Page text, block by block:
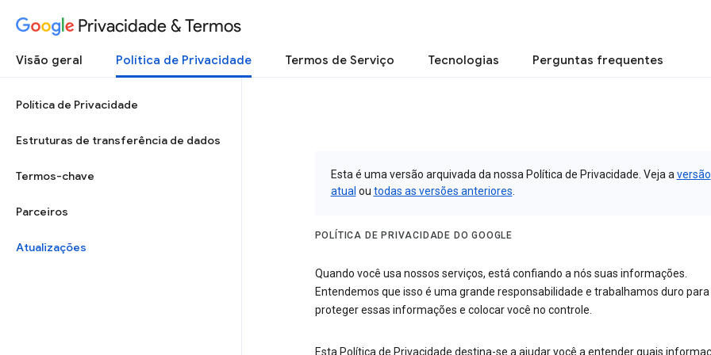
Privacidade & Termos
Visão geral Política de Privacidade Termos de Serviço Tecnologias Perguntas frequentes
Política de Privacidade
Estruturas de transferência de dados
Termos-chave
Parceiros
Atualizações
Esta é uma versão arquivada da nossa Política de Privacidade. Veja a versão
atual ou todas as versões anteriores
POLÍTICA DE PRIVACIDADE DO GOOGLE
Quando você usa nossos serviços, está confiando a nós suas informações.
Entendemos que isso é uma grande responsabilidade e trabalhamos duro para
proteger essas informações e colocar você no controle.
Esta Política de Privacidade destina-se a ajudar você a entender quais